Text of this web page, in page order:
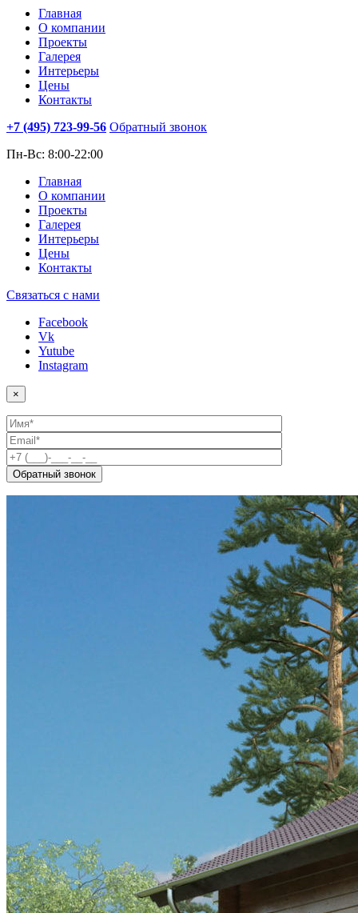
Главная
О компании
Проекты
Галерея
Интерьеры
Цены
Контакты
+7 (495) 723-99-56 Обратный звонок
Пн-Вс: 8:00-22:00
Главная
О компании
Проекты
Галерея
Интерьеры
Цены
Контакты
Связаться с нами
Facebook
Vk
Yutube
Instagram
×